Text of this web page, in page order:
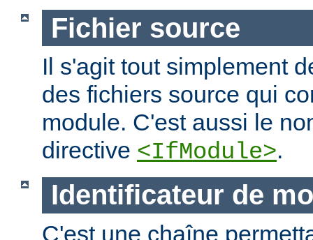
Fichier source
Il s'agit tout simplement
des fichiers source qui
module. C'est aussi le
directive <IfModule>.
Identificateur de
C'est une chaîne